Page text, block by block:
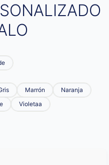
Marrón
Naranja
Violetaa